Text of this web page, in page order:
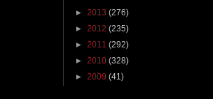
► 2013 (276)
► 2012 (235)
► 2011 (292)
► 2010 (328)
► 2009 (41)